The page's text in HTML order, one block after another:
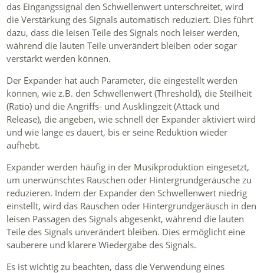
das Eingangssignal den Schwellenwert unterschreitet, wird
die Verstärkung des Signals automatisch reduziert. Dies führt
dazu, dass die leisen Teile des Signals noch leiser werden,
während die lauten Teile unverändert bleiben oder sogar
verstärkt werden können.
Der Expander hat auch Parameter, die eingestellt werden
können, wie z.B. den Schwellenwert (Threshold), die Steilheit
(Ratio) und die Angriffs- und Ausklingzeit (Attack und
Release), die angeben, wie schnell der Expander aktiviert wird
und wie lange es dauert, bis er seine Reduktion wieder
aufhebt.
Expander werden häufig in der Musikproduktion eingesetzt,
um unerwünschtes Rauschen oder Hintergrundgeräusche zu
reduzieren. Indem der Expander den Schwellenwert niedrig
einstellt, wird das Rauschen oder Hintergrundgeräusch in den
leisen Passagen des Signals abgesenkt, während die lauten
Teile des Signals unverändert bleiben. Dies ermöglicht eine
sauberere und klarere Wiedergabe des Signals.
Es ist wichtig zu beachten, dass die Verwendung eines